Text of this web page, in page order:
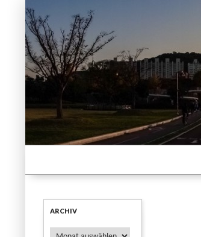
ARCHIV
Archiv